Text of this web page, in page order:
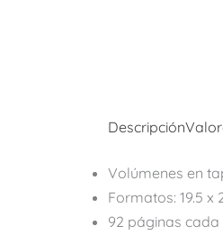
Descripción
Volúmenes en
Formatos: 19.5 x
92 páginas